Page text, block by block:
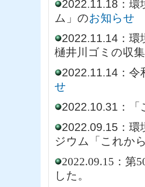
2022.11.18：
ム」のお知らせ
2022.11.14：
樋井川ゴミの収
2022.11.14：
せ
2022.10.31：
2022.09.15：
ジウム「これか
2022.09.15：第
した。